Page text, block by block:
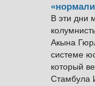
В эти дни
Акына
системе
который
Стамбула